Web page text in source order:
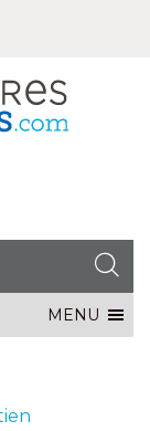
MENU